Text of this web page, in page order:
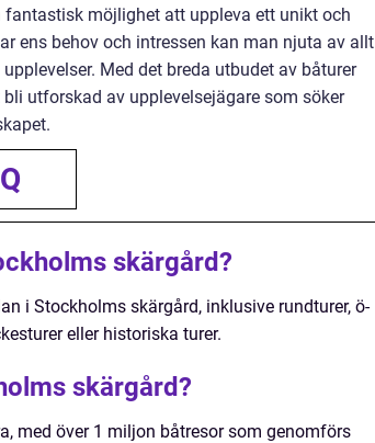
möjlighet att uppleva ett unikt och
ens behov och intressen kan man njuta av allt
Med det breda utbudet av båturer
utforskad av upplevelsejägare som söker
skärgård?
i Stockholms skärgård, inklusive rundturer, ö-
eller historiska turer.
skärgård?
med över 1 miljon båtresor som genomförs